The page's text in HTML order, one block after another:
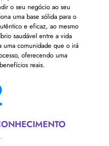
o seu negócio ao seu
uma base sólida para o
e eficaz, ao mesmo
saudável entre a vida
uma comunidade que o irá
oferecendo uma
reais.